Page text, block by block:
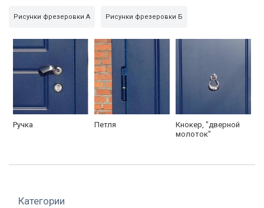
Внутренняя сторона
панель МДФ шпон с
Дополнительно
Рисунки фрезеровки А Рисунки фрезеровки Б
Ручка Петля
Кнокер, "дверной
молоток"
Категории